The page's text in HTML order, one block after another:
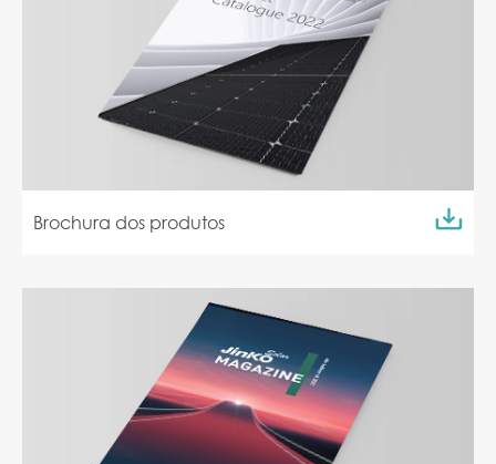
Brochura dos produtos